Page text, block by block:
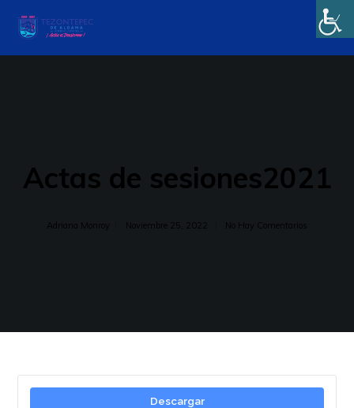
Actas de sesiones2021
Adriana Monroy Noviembre 25, 2022 No Hay Comentarios
Descargar